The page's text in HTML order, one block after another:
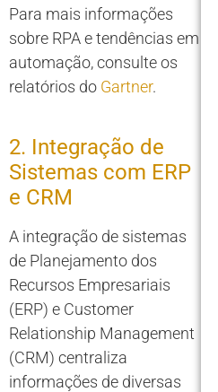
Para mais informações
sobre RPA e tendências em
automação, consulte os
relatórios do Gartner.
2. Integração de
Sistemas com ERP
e CRM
A integração de sistemas
de Planejamento dos
Recursos Empresariais
(ERP) e Customer
Relationship Management
(CRM) centraliza
informações de diversas